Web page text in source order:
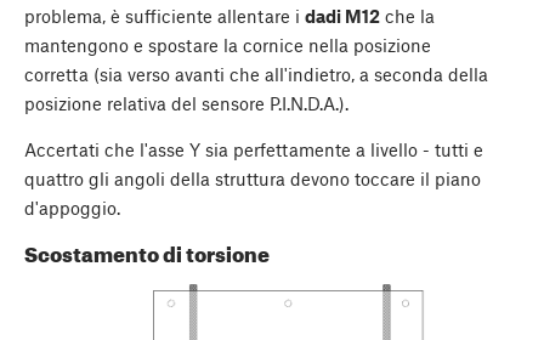
problema, è sufficiente allentare i dadi M12 che la
mantengono e spostare la cornice nella posizione
corretta (sia verso avanti che all'indietro, a seconda della
posizione relativa del sensore P.I.N.D.A.).
Accertati che l'asse Y sia perfettamente a livello - tutti e
quattro gli angoli della struttura devono toccare il piano
d'appoggio.
Scostamento di torsione